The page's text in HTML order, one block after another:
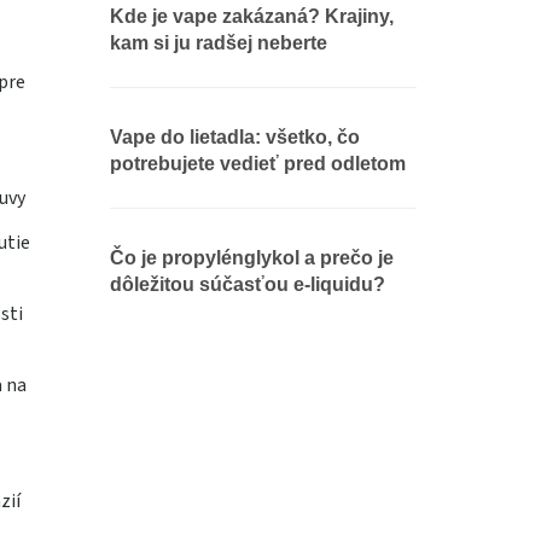
na
Kde je vape zakázaná? Krajiny,
kam si ju radšej neberte
Vape do lietadla: všetko, čo
potrebujete vedieť pred odletom
Čo je propylénglykol a prečo je
dôležitou súčasťou e-liquidu?